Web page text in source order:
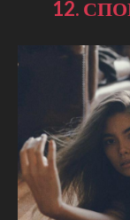
12.